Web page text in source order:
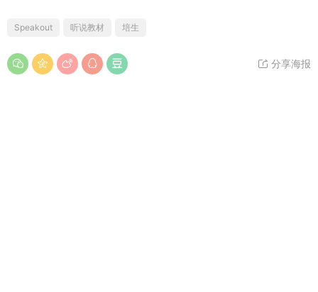
Speakout 听说教材 培生
分享海报